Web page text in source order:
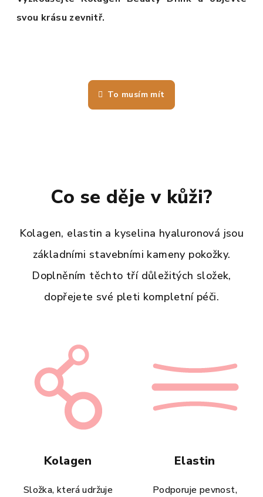
svou krásu zevnitř.
To musím mít
Co se děje v kůži?
Kolagen, elastin a kyselina hyaluronová jsou
základními stavebními kameny pokožky.
Doplněním těchto tří důležitých složek,
dopřejete své pleti kompletní péči.
Kolagen
Složka, která udržuje
Elastin
Podporuje pevnost,